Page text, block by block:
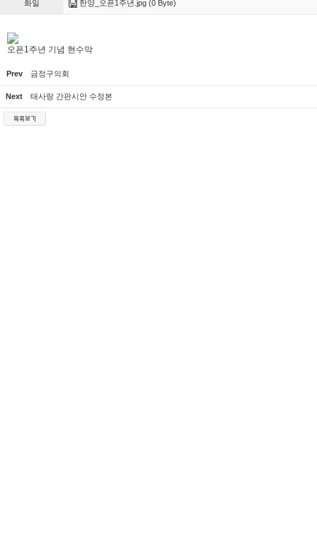
화일 한양_오픈1주년.jpg (0 Byte)
오픈1주년 기념 현수막
Prev 금정구의회
Next 태사랑 간판시안 수정본